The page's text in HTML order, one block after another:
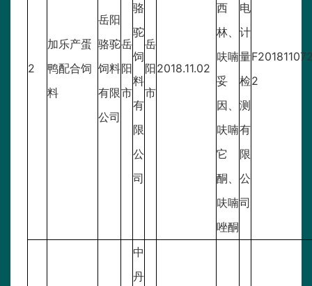
2
加乐产蛋
鸭配合饲
料
岳阳
骆驼
饲料
有限
公司
岳
阳
市
骆
驼
饲
料
有
限
公
司
岳
阳
市
2018.11.02
西
林、
呋喃
妥
因、
呋喃
它
酮、
呋喃
唑酮
电
计
量
检
测
有
限
公
司
2
中
丹